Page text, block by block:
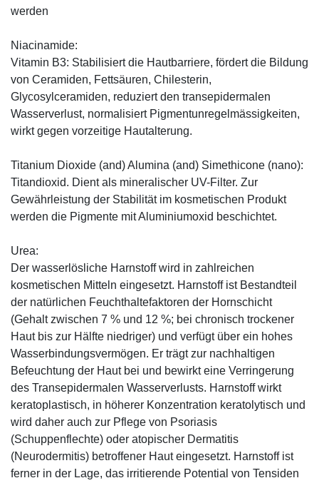
werden
Niacinamide:
Vitamin B3: Stabilisiert die Hautbarriere, fördert die Bildung
von Ceramiden, Fettsäuren, Chilesterin,
Glycosylceramiden, reduziert den transepidermalen
Wasserverlust, normalisiert Pigmentunregelmässigkeiten,
wirkt gegen vorzeitige Hautalterung.
Titanium Dioxide (and) Alumina (and) Simethicone (nano):
Titandioxid. Dient als mineralischer UV-Filter. Zur
Gewährleistung der Stabilität im kosmetischen Produkt
werden die Pigmente mit Aluminiumoxid beschichtet.
Urea:
Der wasserlösliche Harnstoff wird in zahlreichen
kosmetischen Mitteln eingesetzt. Harnstoff ist Bestandteil
der natürlichen Feuchthaltefaktoren der Hornschicht
(Gehalt zwischen 7 % und 12 %; bei chronisch trockener
Haut bis zur Hälfte niedriger) und verfügt über ein hohes
Wasserbindungsvermögen. Er trägt zur nachhaltigen
Befeuchtung der Haut bei und bewirkt eine Verringerung
des Transepidermalen Wasserverlusts. Harnstoff wirkt
keratoplastisch, in höherer Konzentration keratolytisch und
wird daher auch zur Pflege von Psoriasis
(Schuppenflechte) oder atopischer Dermatitis
(Neurodermitis) betroffener Haut eingesetzt. Harnstoff ist
ferner in der Lage, das irritierende Potential von Tensiden